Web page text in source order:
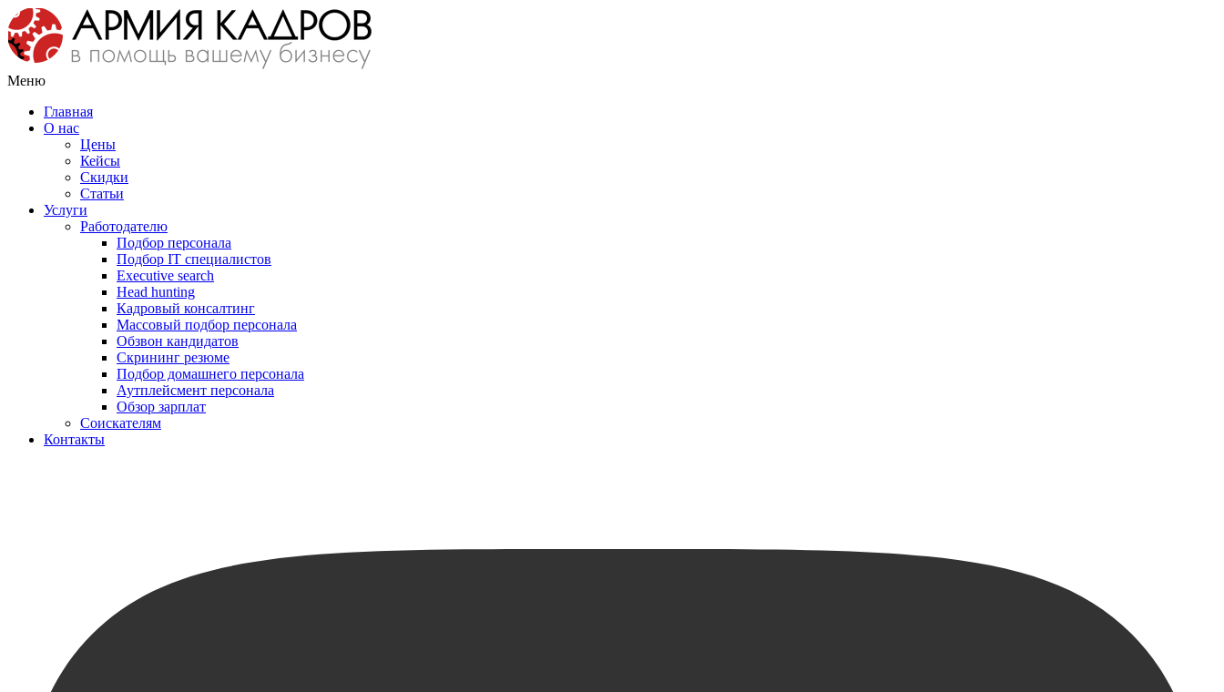
Меню
Главная
О нас
Цены
Кейсы
Скидки
Статьи
Услуги
Работодателю
Подбор персонала
Подбор IT специалистов
Еxecutive search
Head hunting
Кадровый консалтинг
Массовый подбор персонала
Обзвон кандидатов
Скрининг резюме
Подбор домашнего персонала
Аутплейсмент персонала
Обзор зарплат
Соискателям
Контакты